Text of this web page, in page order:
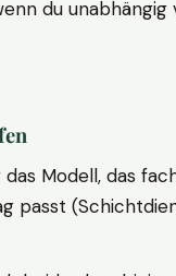
du unabhängig
Modell, das
passt